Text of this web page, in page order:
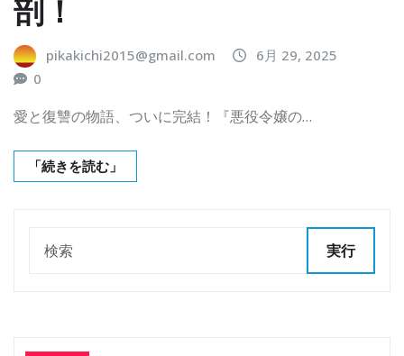
剖！
pikakichi2015@gmail.com
6月 29, 2025
0
愛と復讐の物語、ついに完結！『悪役令嬢の…
「続きを読む」
実行